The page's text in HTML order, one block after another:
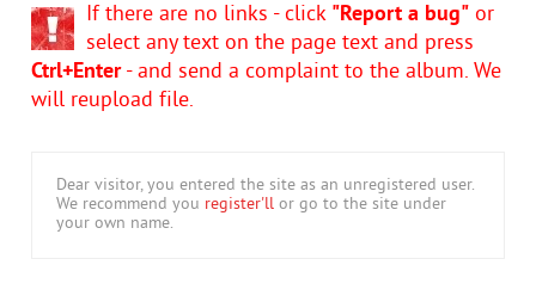
If there are no links - click "Report a bug" or
select any text on the page text and press
Ctrl+Enter- and send a complaint to the album. We
will reupload file.
Dear visitor, you entered the site as an unregistered user.
We recommend you register'll or go to the site under
your own name.